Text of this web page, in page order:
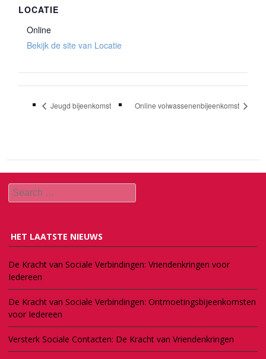
LOCATIE
Online
Bekijk de site van Locatie
Jeugd bijeenkomst Online volwassenenbijeenkomst
Search
HET LAATSTE NIEUWS
De Kracht van Sociale Verbindingen: Vriendenkringen voor
Iedereen
De Kracht van Sociale Verbindingen: Ontmoetingsbijeenkomsten
voor Iedereen
Versterk Sociale Contacten: De Kracht van Vriendenkringen